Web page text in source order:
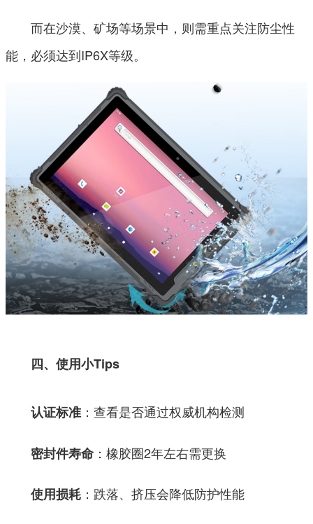
而在沙漠、矿场等场景中，则需重点关注防尘性
能，必须达到IP6X等级。
四、使用小Tips
认证标准 ：查看是否通过权威机构检测
密封件寿命 ：橡胶圈2年左右需更换
使用损耗 ：跌落、挤压会降低防护性能